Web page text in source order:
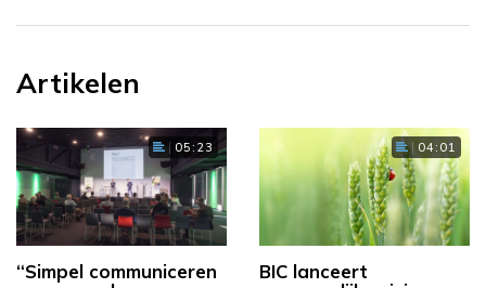
Artikelen
05:23
“Simpel communiceren
04:01
BIC lanceert